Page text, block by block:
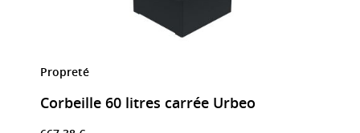
Propreté
Corbeille 60 litres carrée Urbeo